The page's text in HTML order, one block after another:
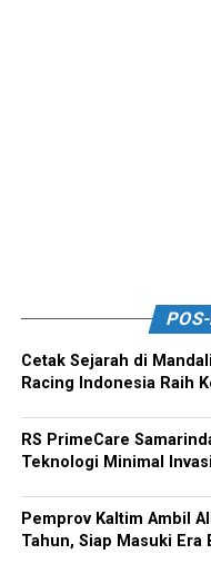
Cetak Sejarah di
Racing Indonesia Raih
RS PrimeCare
Teknologi Minimal
Pemprov Kaltim Ambil
Tahun, Siap Masuki Era